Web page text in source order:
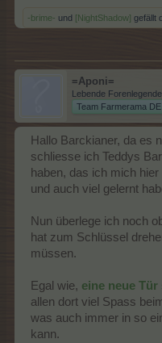
-brime- und [NightShadow] gefällt
=Aponi=
Lebende Forenlegende
Team Farmerama DE
Hallo Barckianer, da es
schliesse ich Teddys
haben, das ich mich
und auch viel gelernt
Nun überlege ich noch
hat zum Schlüssel
müssen.
Egal wie, eine neue
allen dort viel Spass
was auch immer in so
kann.